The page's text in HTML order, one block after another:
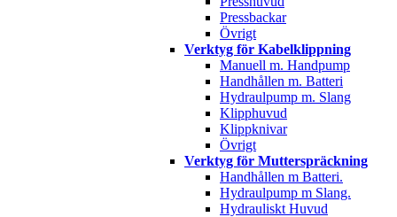
Pressbackar
Övrigt
Verktyg för Kabelklippning
Manuell m. Handpump
Handhållen m. Batteri
Hydraulpump m. Slang
Klipphuvud
Klippknivar
Övrigt
Verktyg för Mutterspräckning
Handhållen m Batteri.
Hydraulpump m Slang.
Hydrauliskt Huvud